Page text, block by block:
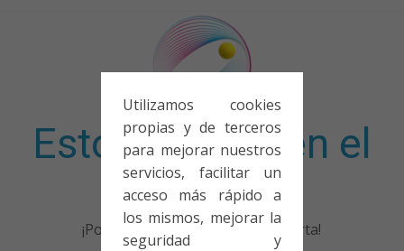
Utilizamos cookies
propias y de terceros
para mejorar nuestros
servicios, facilitar un
acceso más rápido a
los mismos, mejorar la
seguridad y
Esto no entra en el
examen
¡Porque no solo el examen importa!